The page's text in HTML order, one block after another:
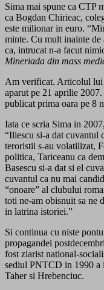
Sima mai spune ca CTP
ca Bogdan Chirieac,
este milionar in euro.
minte. Cu mult inainte
ca, intrucat n-a facut
Mineriada din mass
Am verificat. Articolul lui
aparut pe 21 aprilie 2007.
publicat prima oara pe 8
Iata ce scria Sima in
“Iliescu si-a dat cuvantul
teroristii s-au volatilizat,
politica, Tariceanu ca
Basescu si-a dat si el
cuvantul ca nu mai
“onoare” al clubului
toti ne-am obisnuit sa ne
in latrina istoriei.”
Si continua cu niste
propagandei
fost ziarist national-
sediul PNTCD in 1990 a
Taher si Hrebenciuc.